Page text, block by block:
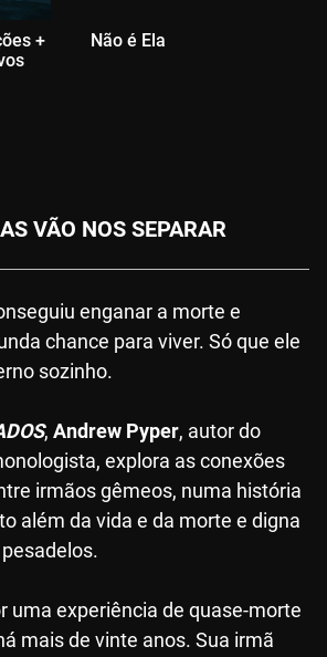
+
Não é Ela
VÃO NOS SEPARAR
enganar a morte e
chance para viver. Só que ele
sozinho.
, Andrew Pyper, autor do
explora as conexões
irmãos gêmeos, numa história
além da vida e da morte e digna
uma experiência de quase-morte
mais de vinte anos. Sua irmã